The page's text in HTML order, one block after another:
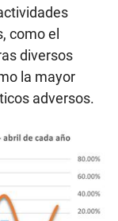
como el
diversos
la mayor
adversos.